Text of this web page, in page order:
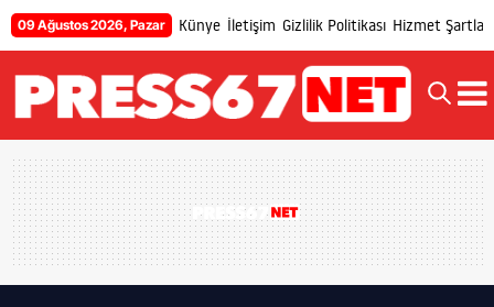
09 Ağustos 2026, Pazar Künye İletişim Gizlilik Politikası Hizmet Şartları